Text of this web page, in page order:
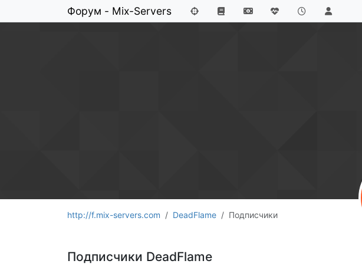
Форум - Mix-Servers
http://f.mix-servers.com DeadFlame Подписчики
Подписчики DeadFlame